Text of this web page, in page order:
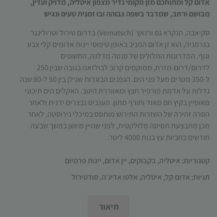
אדום קל ומתוחכם מזן מקומי נדיר מצפון איטליה, מדויק ועדין,
מבושם ורחב, שמדבר בשפה גבוהה ובו זמנית טעים ונגיש
סקיאבה, הנקרא גם ורנאץ׳ (Vernatsch) בדרום טירול וטרולינגר
בגרמניה, הוא זן אדום המניב באופן טיפוסי יינות אדומים קלי צבע
וגוף. המדרונות התלולים של סנטה מדלנה, החשופים
לדרום/דרום-מזרח, ממוקמים קרוב לבולזאנו בגובה שבין 250
ל-350 מטרים מעל פני הים. הגפנים הבוגרות שגילן בין 50 ל-80 שנה
גדלות על אדמת פורפיר חצץ ומאווררת היטב. האקלים הים תיכוני
מאופיין בקיץ חם מאוד וחורף מתון. הענבים נבצרים ידנית ולאחר
הסרה זהירה של השזרות התירוש מותסס במיכלי נירוסטה. לאחר
מכן מתבצעת תסיסה מלולקטית, לפני שהיין מיושן במשך שבעה
חודשים בחביות עץ בנות 4000 ליטר.
קטגוריות:איטליה, בקבוקים, יין אדום, יינות פרמיום
תגיות:אדום קל,איטליה,אלטו אדיג׳ה,סודטירול
תיאור
תפקוד האתר
ומבנהו,
אופן השימוש
באתר.
חוויית
משתמש
כדי שהאתר
שלנו יעבוד
מיטבית
תסרב/י
Cookie